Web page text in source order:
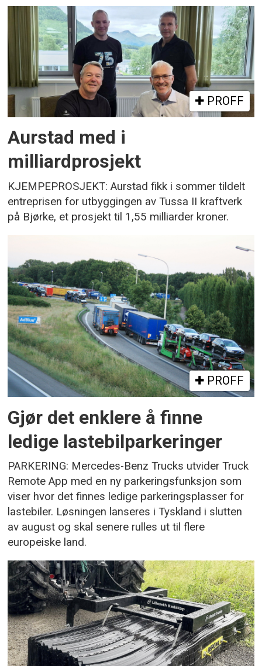
PROFF
Aurstad med i
milliardprosjekt
KJEMPEPROSJEKT: Aurstad fikk i sommer tildelt
entreprisen for utbyggingen av Tussa II kraftverk
på Bjørke, et prosjekt til 1,55 milliarder kroner.
PROFF
Gjør det enklere å finne
ledige lastebilparkeringer
PARKERING: Mercedes-Benz Trucks utvider Truck
Remote App med en ny parkeringsfunksjon som
viser hvor det finnes ledige parkeringsplasser for
lastebiler. Løsningen lanseres i Tyskland i slutten
av august og skal senere rulles ut til flere
europeiske land.